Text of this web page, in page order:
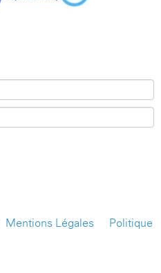
Mentions Légales
Politique